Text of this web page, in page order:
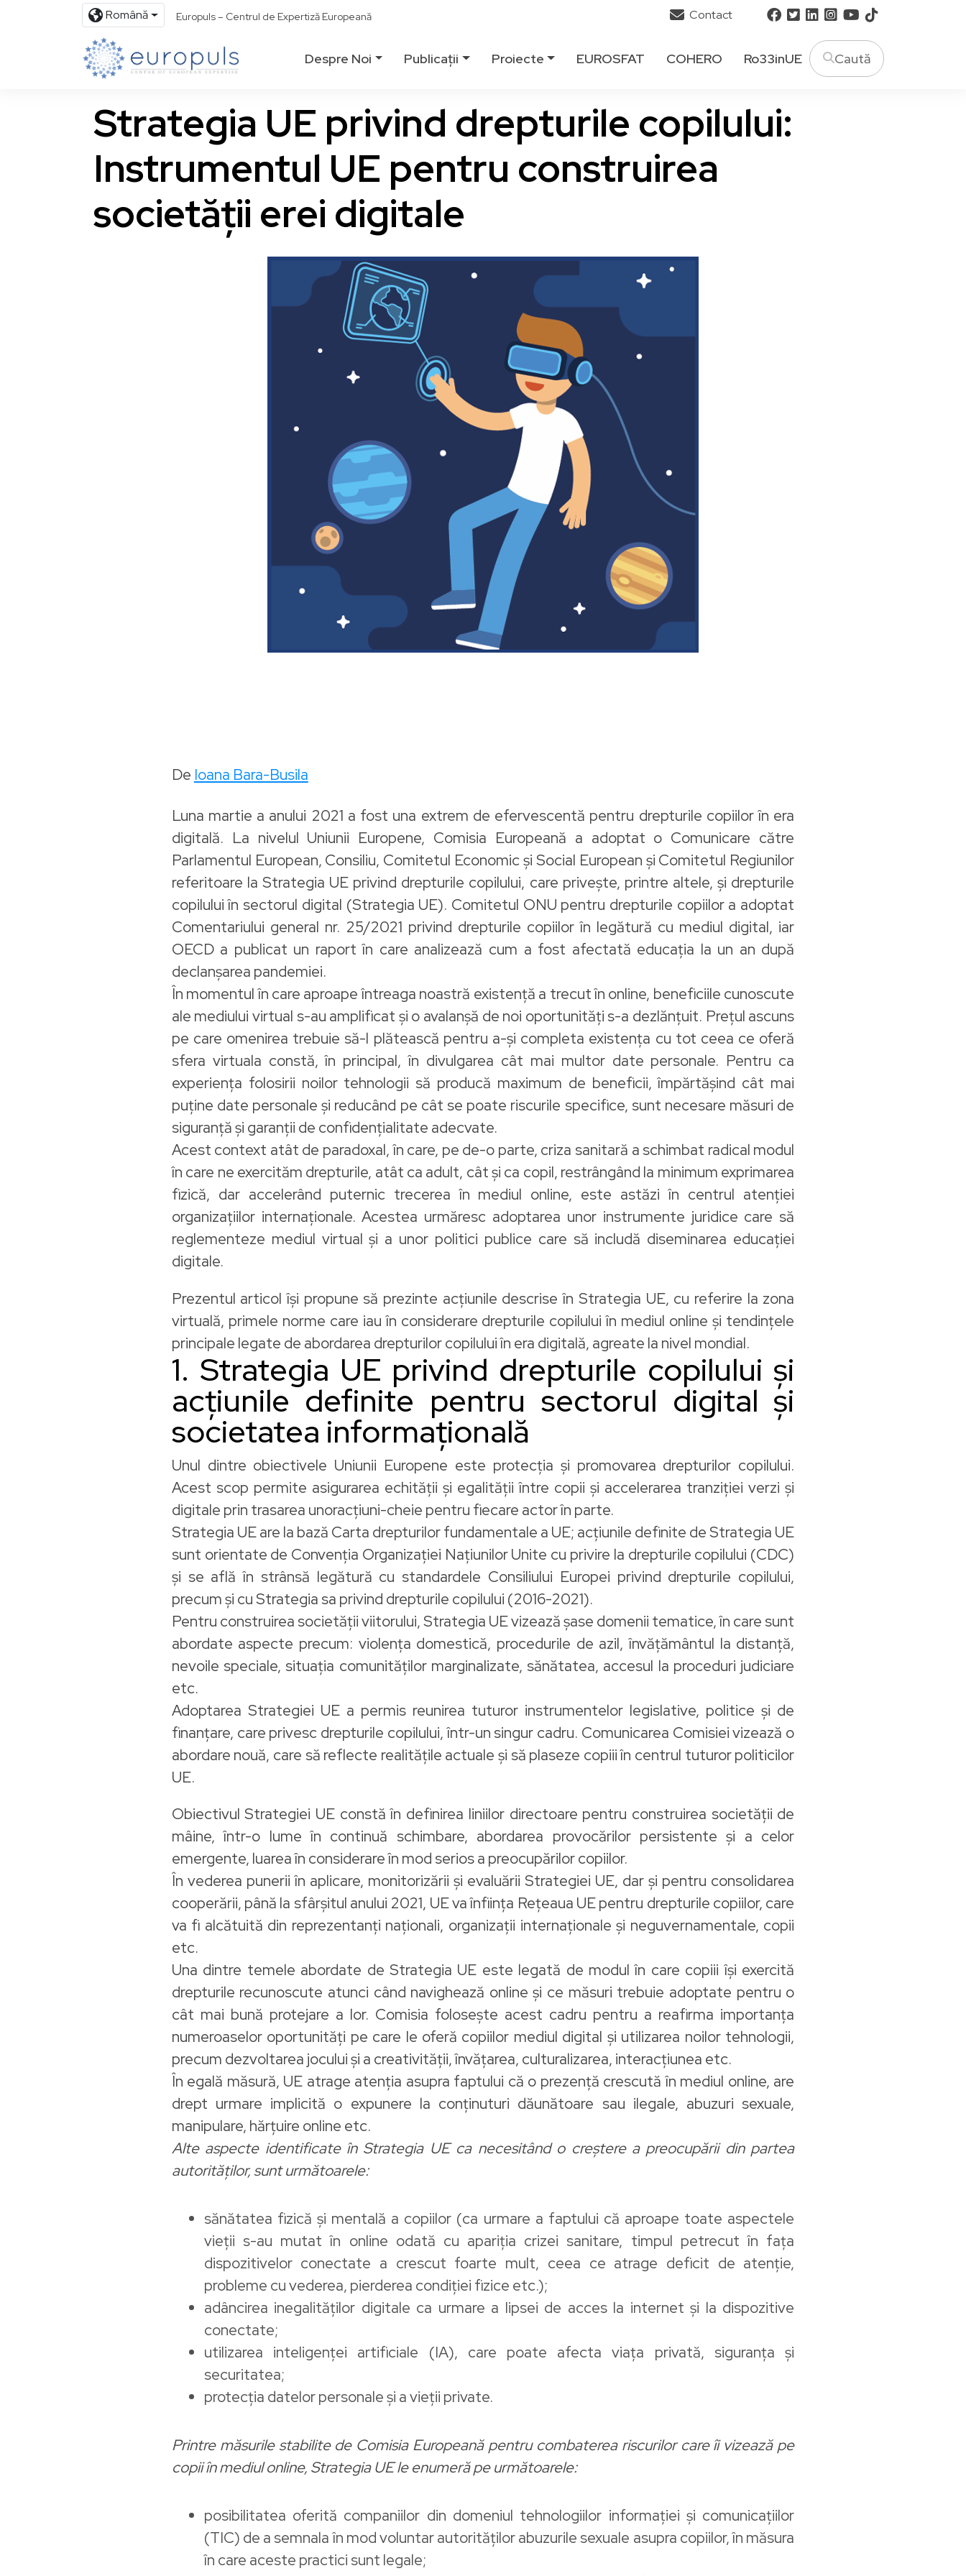
Română Europuls – Centrul de Expertiză Europeană Contact
Despre Noi Publicații Proiecte EUROSFAT COHERO Ro33inUE
Strategia UE privind drepturile copilului:
Instrumentul UE pentru construirea
societății erei digitale
De Ioana Bara-Busila
Luna martie a anului 2021 a fost una extrem de efervescentă pentru drepturile copiilor în era
digitală. La nivelul Uniunii Europene, Comisia Europeană a adoptat o Comunicare către
Parlamentul European, Consiliu, Comitetul Economic și Social European și Comitetul Regiunilor
referitoare la Strategia UE privind drepturile copilului, care privește, printre altele, și drepturile
copilului în sectorul digital (Strategia UE). Comitetul ONU pentru drepturile copiilor a adoptat
Comentariului general nr. 25/2021 privind drepturile copiilor în legătură cu mediul digital, iar
OECD a publicat un raport în care analizează cum a fost afectată educația la un an după
declanșarea pandemiei.
În momentul în care aproape întreaga noastră existență a trecut în online, beneficiile cunoscute
ale mediului virtual s-au amplificat și o avalanșă de noi oportunități s-a dezlănțuit. Prețul ascuns
pe care omenirea trebuie să-l plătească pentru a-și completa existența cu tot ceea ce oferă
sfera virtuala constă, în principal, în divulgarea cât mai multor date personale. Pentru ca
experiența folosirii noilor tehnologii să producă maximum de beneficii, împărtășind cât mai
puține date personale și reducând pe cât se poate riscurile specifice, sunt necesare măsuri de
siguranță și garanții de confidențialitate adecvate.
Acest context atât de paradoxal, în care, pe de-o parte, criza sanitară a schimbat radical modul
în care ne exercităm drepturile, atât ca adult, cât și ca copil, restrângând la minimum exprimarea
fizică, dar accelerând puternic trecerea în mediul online, este astăzi în centrul atenției
organizațiilor internaționale. Acestea urmăresc adoptarea unor instrumente juridice care să
reglementeze mediul virtual și a unor politici publice care să includă diseminarea educației
digitale.
Prezentul articol își propune să prezinte acțiunile descrise în Strategia UE, cu referire la zona
virtuală, primele norme care iau în considerare drepturile copilului în mediul online și tendințele
principale legate de abordarea drepturilor copilului în era digitală, agreate la nivel mondial.
1. Strategia UE privind drepturile copilului și
acțiunile definite pentru sectorul digital și
societatea informațională
Unul dintre obiectivele Uniunii Europene este protecția și promovarea drepturilor copilului.
Acest scop permite asigurarea echității și egalității între copii și accelerarea tranziției verzi și
digitale prin trasarea unoracțiuni-cheie pentru fiecare actor în parte.
Strategia UE are la bază Carta drepturilor fundamentale a UE; acțiunile definite de Strategia UE
sunt orientate de Convenția Organizației Națiunilor Unite cu privire la drepturile copilului (CDC)
și se află în strânsă legătură cu standardele Consiliului Europei privind drepturile copilului,
precum și cu Strategia sa privind drepturile copilului (2016-2021).
Pentru construirea societății viitorului, Strategia UE vizează șase domenii tematice, în care sunt
abordate aspecte precum: violența domestică, procedurile de azil, învățământul la distanță,
nevoile speciale, situația comunităților marginalizate, sănătatea, accesul la proceduri judiciare
etc.
Adoptarea Strategiei UE a permis reunirea tuturor instrumentelor legislative, politice și de
finanțare, care privesc drepturile copilului, într-un singur cadru. Comunicarea Comisiei vizează o
abordare nouă, care să reflecte realitățile actuale și să plaseze copiii în centrul tuturor politicilor
UE.
Obiectivul Strategiei UE constă în definirea liniilor directoare pentru construirea societății de
mâine, într-o lume în continuă schimbare, abordarea provocărilor persistente și a celor
emergente, luarea în considerare în mod serios a preocupărilor copiilor.
În vederea punerii în aplicare, monitorizării și evaluării Strategiei UE, dar și pentru consolidarea
cooperării, până la sfârșitul anului 2021, UE va înființa Rețeaua UE pentru drepturile copiilor, care
va fi alcătuită din reprezentanți naționali, organizații internaționale și neguvernamentale, copii
etc.
Una dintre temele abordate de Strategia UE este legată de modul în care copiii își exercită
drepturile recunoscute atunci când navighează online și ce măsuri trebuie adoptate pentru o
cât mai bună protejare a lor. Comisia folosește acest cadru pentru a reafirma importanța
numeroaselor oportunități pe care le oferă copiilor mediul digital și utilizarea noilor tehnologii,
precum dezvoltarea jocului și a creativității, învățarea, culturalizarea, interacțiunea etc.
În egală măsură, UE atrage atenția asupra faptului că o prezență crescută în mediul online, are
drept urmare implicită o expunere la conținuturi dăunătoare sau ilegale, abuzuri sexuale,
manipulare, hărțuire online etc.
Alte aspecte identificate în Strategia UE ca necesitând o creștere a preocupării din partea
autorităților, sunt următoarele:
sănătatea fizică și mentală a copiilor (ca urmare a faptului că aproape toate aspectele
vieții s-au mutat în online odată cu apariția crizei sanitare, timpul petrecut în fața
dispozitivelor conectate a crescut foarte mult, ceea ce atrage deficit de atenție,
probleme cu vederea, pierderea condiției fizice etc.);
adâncirea inegalităților digitale ca urmare a lipsei de acces la internet și la dispozitive
conectate;
utilizarea inteligenței artificiale (IA), care poate afecta viața privată, siguranța și
securitatea;
protecția datelor personale și a vieții private.
Printre măsurile stabilite de Comisia Europeană pentru combaterea riscurilor care îi vizează pe
copii în mediul online, Strategia UE le enumeră pe următoarele:
posibilitatea oferită companiilor din domeniul tehnologiilor informației și comunicațiilor
(TIC) de a semnala în mod voluntar autorităților abuzurile sexuale asupra copiilor, în măsura
în care aceste practici sunt legale;